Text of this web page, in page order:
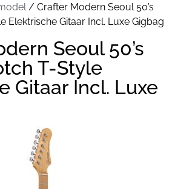
/ Crafter Modern Seoul 50’s
Elektrische Gitaar Incl. Luxe Gigbag
Seoul 50’s
T-Style
Gitaar Incl. Luxe